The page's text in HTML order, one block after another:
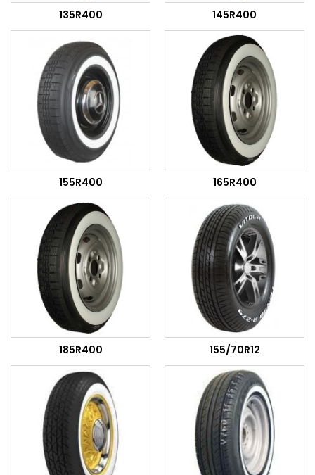
135R400 145R400
155R400 165R400
185R400 155/70R12